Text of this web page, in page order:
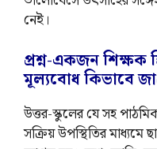
নেই।
প্রশ্ন-একজন শিক্ষক
মূল্যবোধ কিভাবে
উত্তর-স্কুলের যে সহ
সক্রিয় উপস্থিতির মাধ্যমে